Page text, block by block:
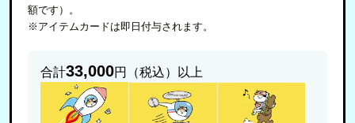
額です）。
※アイテムカードは即日付与されます。
合計33,000円（税込）以上